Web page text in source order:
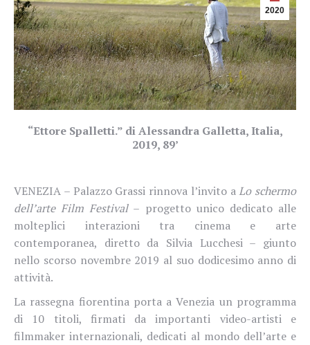
2020
“Ettore Spalletti.” di Alessandra Galletta, Italia,
2019, 89’
VENEZIA – Palazzo Grassi rinnova l’invito aLo schermo
dell’arte Film Festival– progetto unico dedicato alle
molteplici interazioni tra cinema e arte
contemporanea, diretto da Silvia Lucchesi – giunto
nello scorso novembre 2019 al suo dodicesimo anno di
attività.
La rassegna fiorentina porta a Venezia un programma
di 10 titoli, firmati da importanti video-artisti e
filmmaker internazionali, dedicati al mondo dell’arte e